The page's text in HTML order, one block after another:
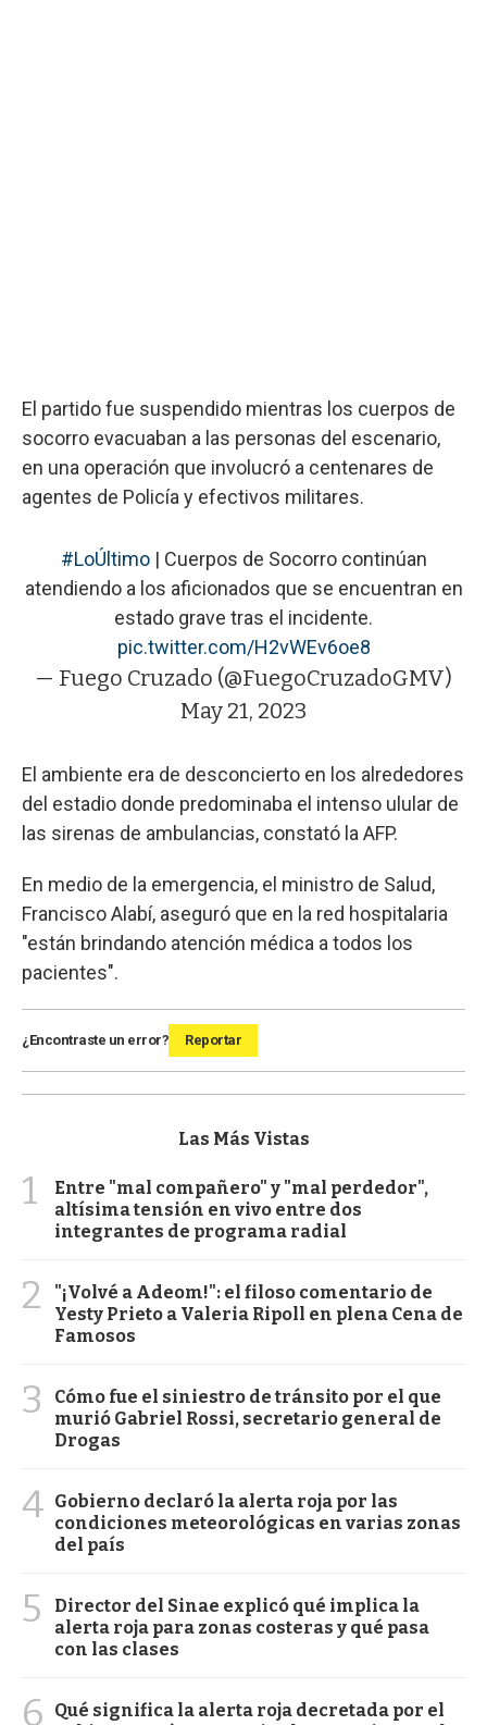
El partido fue suspendido mientras los cuerpos de
socorro evacuaban a las personas del escenario,
en una operación que involucró a centenares de
agentes de Policía y efectivos militares.
#LoÚltimo| Cuerpos de Socorro continúan
atendiendo a los aficionados que se encuentran en
estado grave tras el incidente.
pic.twitter.com/H2vWEv6oe8
— Fuego Cruzado (@FuegoCruzadoGMV)
May 21, 2023
El ambiente era de desconcierto en los alrededores
del estadio donde predominaba el intenso ulular de
las sirenas de ambulancias, constató la AFP.
En medio de la emergencia, el ministro de Salud,
Francisco Alabí, aseguró que en la red hospitalaria
"están brindando atención médica a todos los
pacientes".
¿Encontraste un error? Reportar
Las Más Vistas
1
Entre "mal compañero" y "mal perdedor",
altísima tensión en vivo entre dos
integrantes de programa radial
2
"¡Volvé a Adeom!": el filoso comentario de
Yesty Prieto a Valeria Ripoll en plena Cena de
Famosos
3
Cómo fue el siniestro de tránsito por el que
murió Gabriel Rossi, secretario general de
Drogas
4 Gobierno declaró la alerta roja por las
condiciones meteorológicas en varias zonas
del país
5
Director del Sinae explicó qué implica la
alerta roja para zonas costeras y qué pasa
con las clases
6
Qué significa la alerta roja decretada por el